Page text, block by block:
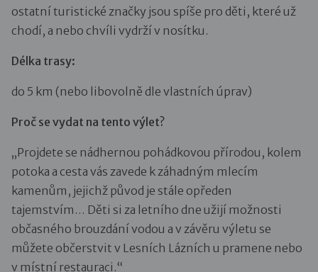
ostatní turistické značky jsou spíše pro děti, které už
chodí, a nebo chvíli vydrží v nosítku.
Délka trasy:
do 5 km (nebo libovolně dle vlastních úprav)
Proč se vydat na tento výlet?
„Projdete se nádhernou pohádkovou přírodou, kolem
potoka a cesta vás zavede k záhadným mlecím
kamenům, jejichž původ je stále opředen
tajemstvím… Děti si za letního dne užijí možnosti
občasného brouzdání vodou a v závěru výletu se
můžete občerstvit v Lesních Lázních u pramene nebo
v místní restauraci.“